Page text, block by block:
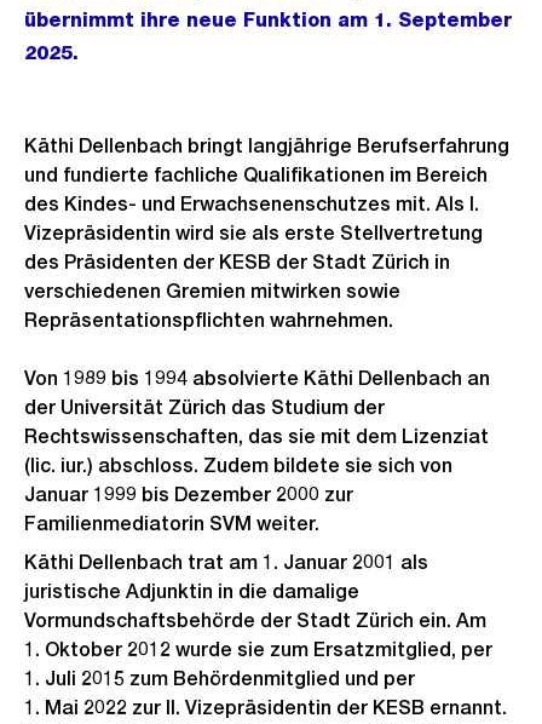
übernimmt ihre neue Funktion am 1. September
2025.
Käthi Dellenbach bringt langjährige Berufserfahrung
und fundierte fachliche Qualifikationen im Bereich
des Kindes- und Erwachsenenschutzes mit. Als I.
Vizepräsidentin wird sie als erste Stellvertretung
des Präsidenten der KESB der Stadt Zürich in
verschiedenen Gremien mitwirken sowie
Repräsentationspflichten wahrnehmen.
Von 1989 bis 1994 absolvierte Käthi Dellenbach an
der Universität Zürich das Studium der
Rechtswissenschaften, das sie mit dem Lizenziat
(lic. iur.) abschloss. Zudem bildete sie sich von
Januar 1999 bis Dezember 2000 zur
Familienmediatorin SVM weiter.
Käthi Dellenbach trat am 1. Januar 2001 als
juristische Adjunktin in die damalige
Vormundschaftsbehörde der Stadt Zürich ein. Am
1. Oktober 2012 wurde sie zum Ersatzmitglied, per
1. Juli 2015 zum Behördenmitglied und per
1. Mai 2022 zur II. Vizepräsidentin der KESB ernannt.